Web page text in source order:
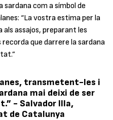
com a símbol de
“La vostra estima per la
assajos, preparant les
que darrere la sardana
transmetent-les i
mai deixi de ser
- Salvador Illa,
de Catalunya